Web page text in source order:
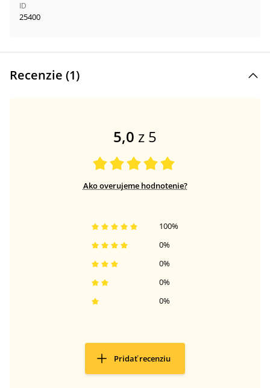
ID
25400
Recenzie (1)
5,0 z 5
Ako overujeme hodnotenie?
0%
0%
0%
0%
100%
Pridať recenziu